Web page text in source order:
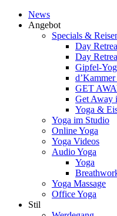
News
Angebot
Specials &
Day
Day
Gipfel-
GET
Get Away
Yoga &
Yoga im Studio
Online Yoga
Yoga Videos
Audio Yoga
Yoga
Yoga Massage
Office Yoga
Stil